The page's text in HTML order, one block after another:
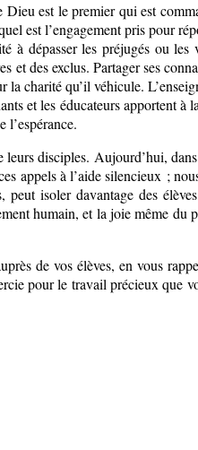
est le premier qui est
est l’engagement pris pour
à dépasser les préjugés ou les
et des exclus. Partager ses
charité qu’il véhicule.
et les éducateurs apportent à
l’espérance.
disciples. Aujourd’hui,
appels à l’aide silencieux ;
peut isoler davantage des
humain, et la joie même du
de vos élèves, en vous
pour le travail précieux que